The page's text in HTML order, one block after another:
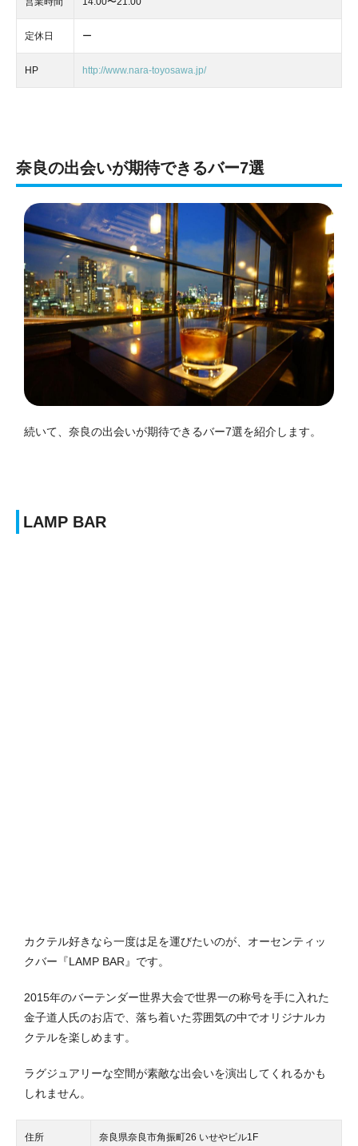
定休日 ー
HP http://www.nara-toyosawa.jp/
奈良の出会いが期待できるバー7選
続いて、奈良の出会いが期待できるバー7選を紹介します。
LAMP BAR
カクテル好きなら一度は足を運びたいのが、オーセンティッ
クバー『LAMP BAR』です。
2015年のバーテンダー世界大会で世界一の称号を手に入れた
金子道人氏のお店で、落ち着いた雰囲気の中でオリジナルカ
クテルを楽しめます。
ラグジュアリーな空間が素敵な出会いを演出してくれるかも
しれません。
住所 奈良県奈良市角振町26 いせやビル1F